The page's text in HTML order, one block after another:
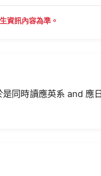
資訊內容為準。
同時讀應英系 and 應